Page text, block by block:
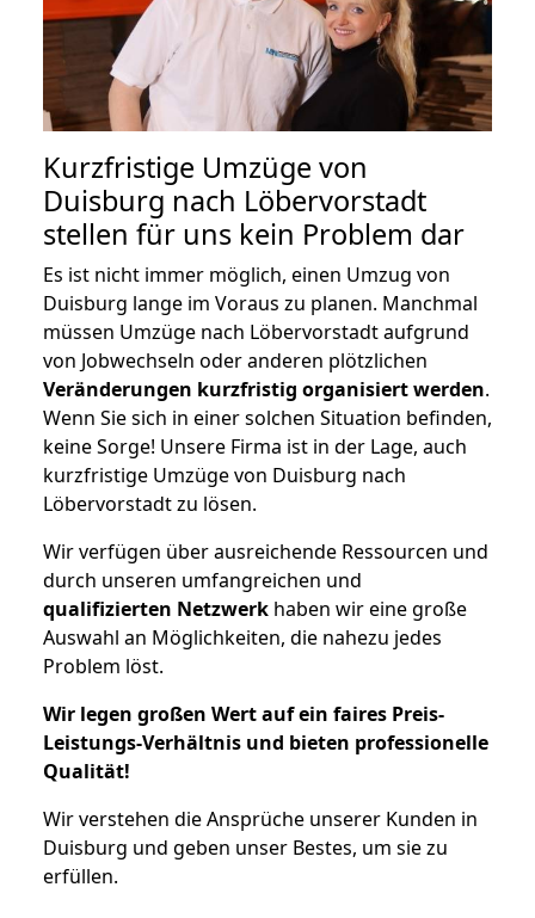
Kurzfristige Umzüge von
Duisburg nach Löbervorstadt
stellen für uns kein Problem dar
Es ist nicht immer möglich, einen Umzug von
Duisburg lange im Voraus zu planen. Manchmal
müssen Umzüge nach Löbervorstadt aufgrund
von Jobwechseln oder anderen plötzlichen
Veränderungen kurzfristig organisiert werden.
Wenn Sie sich in einer solchen Situation befinden,
keine Sorge! Unsere Firma ist in der Lage, auch
kurzfristige Umzüge von Duisburg nach
Löbervorstadt zu lösen.
Wir verfügen über ausreichende Ressourcen und
durch unseren umfangreichen und
qualifizierten Netzwerk haben wir eine große
Auswahl an Möglichkeiten, die nahezu jedes
Problem löst.
Wir legen großen Wert auf ein faires Preis-
Leistungs-Verhältnis und bieten professionelle
Qualität!
Wir verstehen die Ansprüche unserer Kunden in
Duisburg und geben unser Bestes, um sie zu
erfüllen.